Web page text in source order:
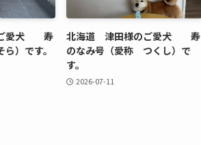
ご愛犬 寿
）です。
北海道 津田様のご愛犬 寿
のなみ号（愛称 つくし）で
す。
2026-07-11